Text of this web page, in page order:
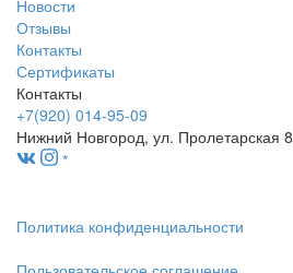
Новости
Отзывы
Контакты
Сертификаты
Контакты
+7(920) 014-95-09
Нижний Новгород, ул. Пролетарская 8
*
Политика конфиденциальности